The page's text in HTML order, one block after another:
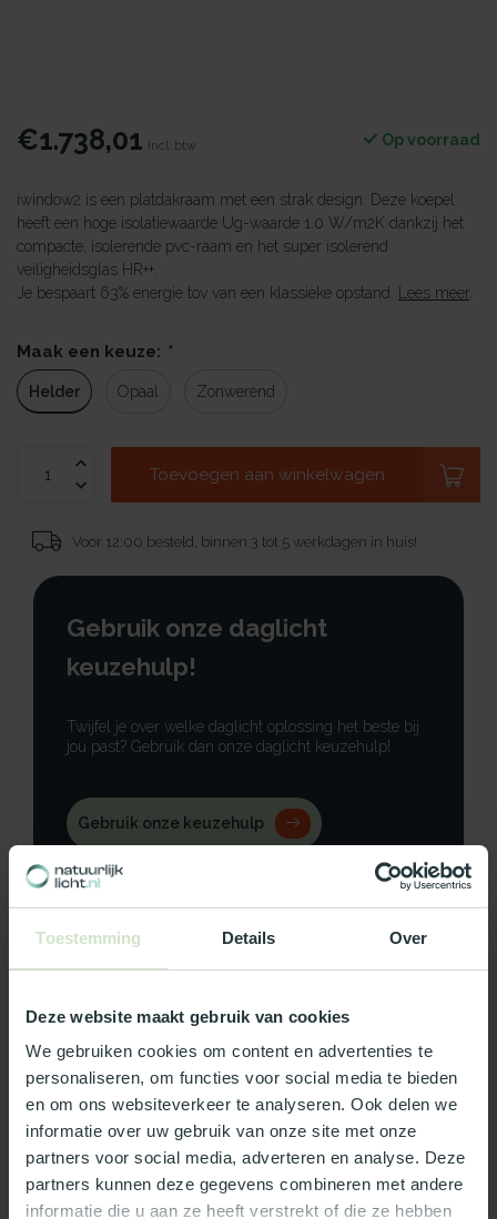
Toestemming Details Over
Deze website maakt gebruik van cookies
We gebruiken cookies om content en advertenties te
personaliseren, om functies voor social media te bieden
en om ons websiteverkeer te analyseren. Ook delen we
informatie over uw gebruik van onze site met onze
partners voor social media, adverteren en analyse. Deze
partners kunnen deze gegevens combineren met andere
informatie die u aan ze heeft verstrekt of die ze hebben
€1.738,01 Incl. btw Op voorraad
iwindow2 is een platdakraam met een strak design. Deze koepel
heeft een hoge isolatiewaarde Ug-waarde 1.0 W/m2K dankzij het
compacte, isolerende pvc-raam en het super isolerend
veiligheidsglas HR++.
Je bespaart 63% energie tov van een klassieke opstand.
Lees meer.
Maak een keuze: *
Helder Opaal Zonwerend
Toevoegen aan winkelwagen
Voor 12:00 besteld, binnen 3 tot 5 werkdagen in huis!
Gebruik onze daglicht
keuzehulp!
Twijfel je over welke daglicht oplossing het beste bij
jou past? Gebruik dan onze daglicht keuzehulp!
Gebruik onze keuzehulp
Neem contact op
Productomschrijving
Specificaties
Reviews
Wat ons écht bijzonder maakt: